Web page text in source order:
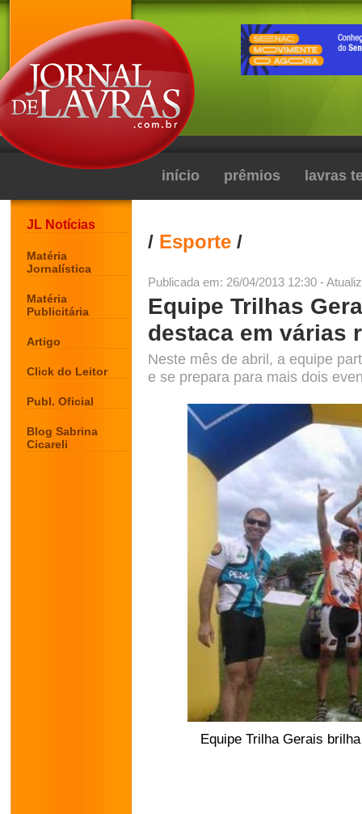
início prêmios lavras
JL Notícias
Matéria
Jornalística
Matéria
Publicitária
Artigo
Click do Leitor
Publ. Oficial
Blog Sabrina
Cicareli
/ Esporte /
Publicada em: 26/04/2013 12:30 -
Equipe Trilhas
destaca em várias
Neste mês de abril, a equipe
e se prepara para mais dois
Equipe Trilha Gerais